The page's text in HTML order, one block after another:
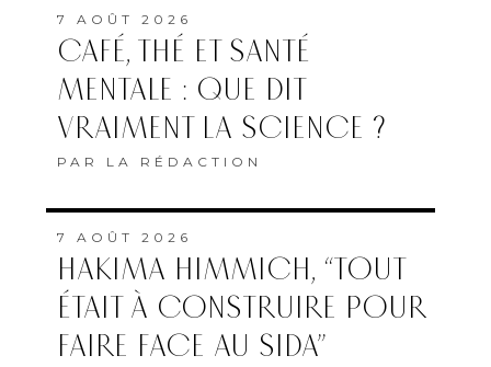
7 AOÛT 2026
CAFÉ, THÉ ET SANTÉ
MENTALE : QUE DIT
VRAIMENT LA SCIENCE ?
PAR LA RÉDACTION
7 AOÛT 2026
HAKIMA HIMMICH, “TOUT
ÉTAIT À CONSTRUIRE POUR
FAIRE FACE AU SIDA”